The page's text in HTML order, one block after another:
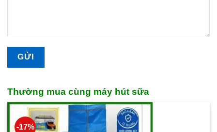
Thường mua cùng máy hút sữa
-17%